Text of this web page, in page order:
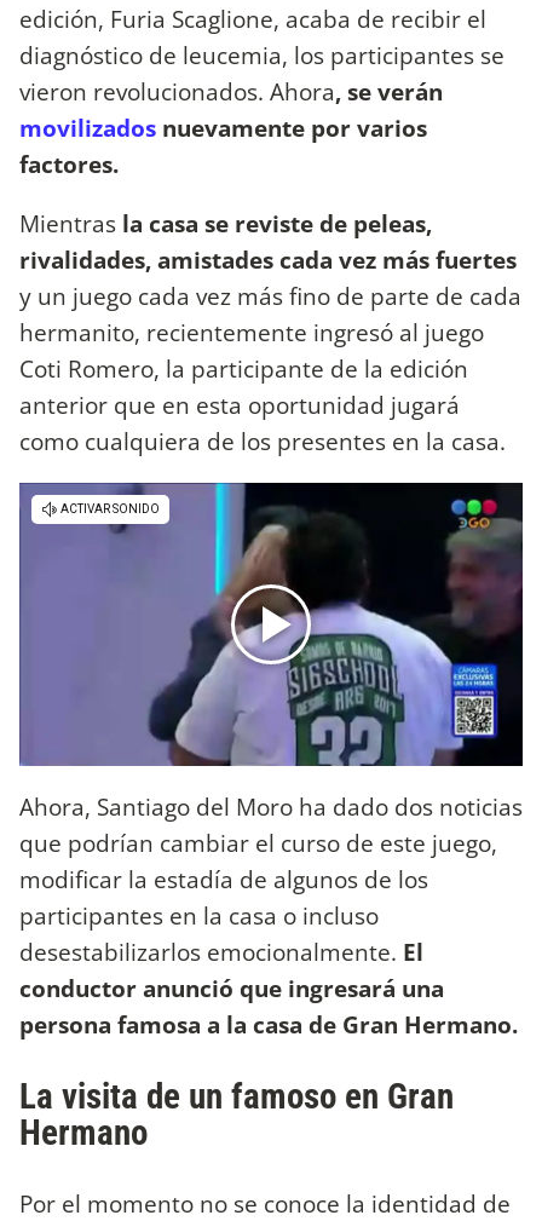
edición, Furia Scaglione, acaba de recibir el
diagnóstico de leucemia, los participantes se
vieron revolucionados. Ahora, se verán
movilizados nuevamente por varios
factores.
Mientras la casa se reviste de peleas,
rivalidades, amistades cada vez más fuertes
y un juego cada vez más fino de parte de cada
hermanito, recientemente ingresó al juego
Coti Romero, la participante de la edición
anterior que en esta oportunidad jugará
como cualquiera de los presentes en la casa.
Ahora, Santiago del Moro ha dado dos noticias
que podrían cambiar el curso de este juego,
modificar la estadía de algunos de los
participantes en la casa o incluso
desestabilizarlos emocionalmente. El
conductor anunció que ingresará una
persona famosa a la casa de Gran Hermano.
La visita de un famoso en Gran
Hermano
Por el momento no se conoce la identidad de